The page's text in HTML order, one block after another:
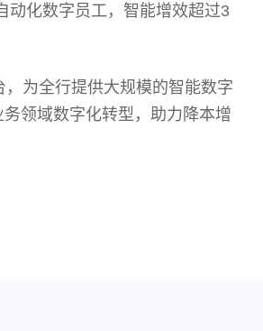
动化数字员工，智能增效超过3
为全行提供大规模的智能数字
领域数字化转型，助力降本增